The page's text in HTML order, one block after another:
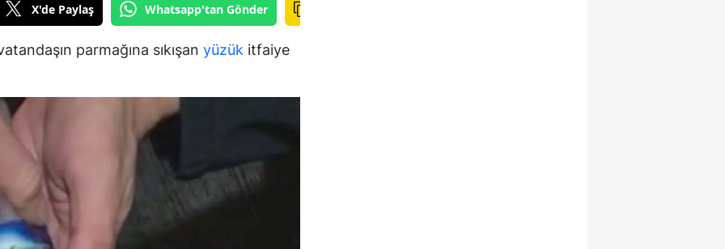
X'de Paylaş Whatsapp'tan Gönder
parmağına sıkışan yüzük itfaiye